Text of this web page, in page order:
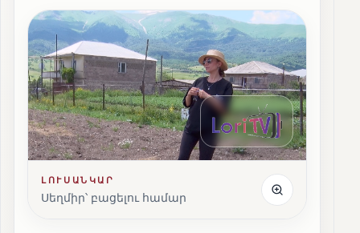
ԼՈՒՍԱՆԿԱՐ
Սեղմիր՝ բացելու համար